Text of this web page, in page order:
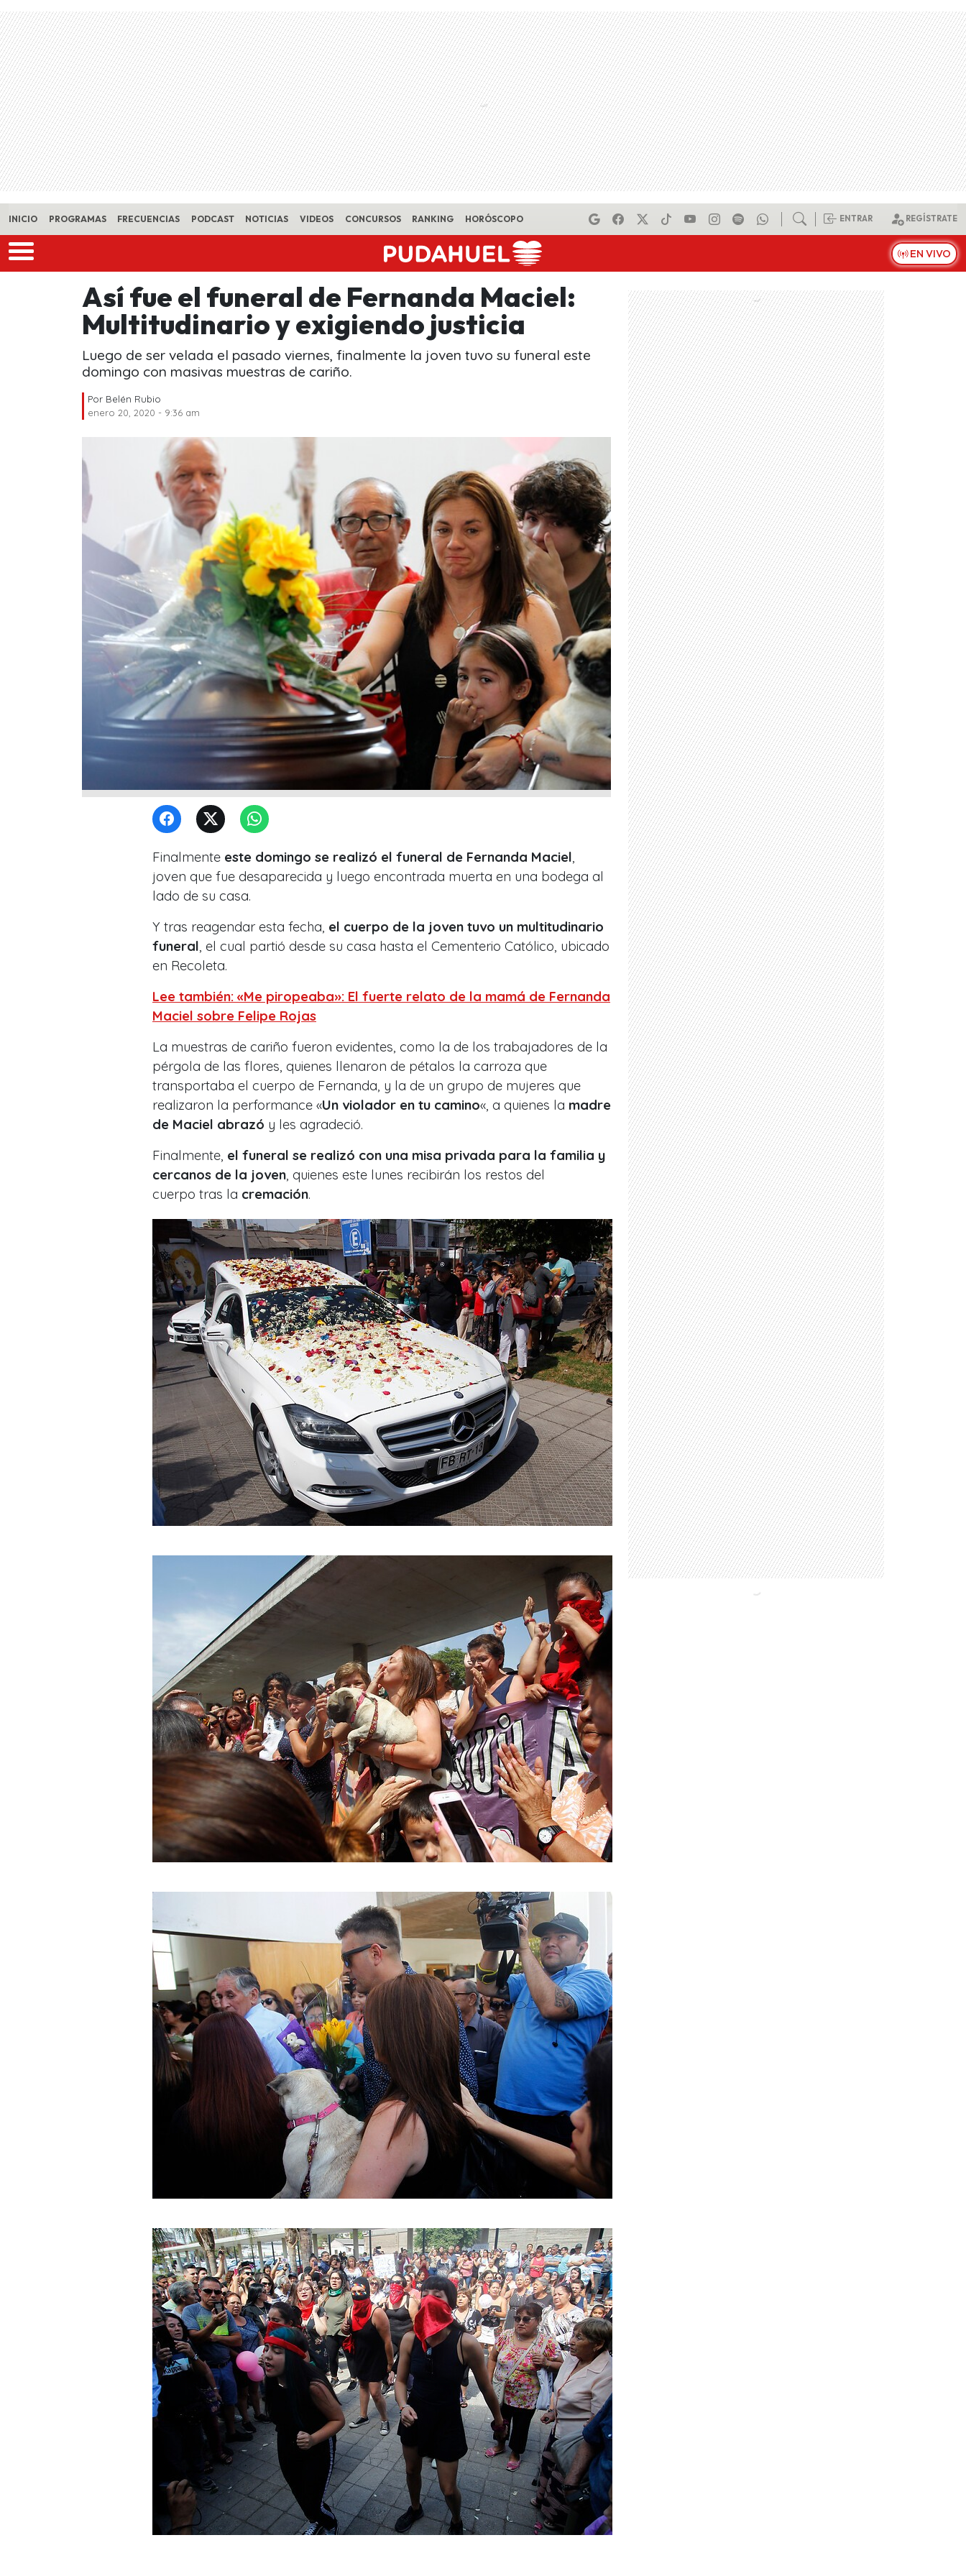
Skip to main content
INICIO PROGRAMAS FRECUENCIAS PODCAST NOTICIAS VIDEOS CONCURSOS RANKING HORÓSCOPO ENTRAR REGÍSTRATE
EN VIVO
Así fue el funeral de Fernanda Maciel:
Multitudinario y exigiendo justicia
Luego de ser velada el pasado viernes, finalmente la joven tuvo su funeral este
domingo con masivas muestras de cariño.
Por Belén Rubio
enero 20, 2020 - 9:36 am
Finalmente este domingo se realizó el funeral de Fernanda Maciel
joven que fue desaparecida y luego encontrada muerta en una bodega al
lado de su casa.
Y tras reagendar esta fecha, el cuerpo de la joven tuvo un multitudinario
funeral , el cual partió desde su casa hasta el Cementerio Católico, ubicado
en Recoleta.
Lee también: «Me piropeaba»: El fuerte relato de la mamá de Fernanda
Maciel sobre Felipe Rojas
La muestras de cariño fueron evidentes, como la de los trabajadores de la
pérgola de las flores, quienes llenaron de pétalos la carroza que
transportaba el cuerpo de Fernanda, y la de un grupo de mujeres que
realizaron la performance «Un violador en tu camino«, a quienes la madre
de Maciel abrazó y les agradeció.
Finalmente, el funeral se realizó con una misa privada para la familia y
cercanos de la joven , quienes este lunes recibirán los restos del
cuerpo tras la cremación.